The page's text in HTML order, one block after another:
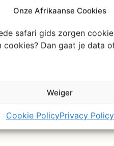
Onze Afrikaanse Cookies
safari gids zorgen
Dan gaat je
Weiger
Cookie PolicyPrivacy Policy
werden met dit
Als je het mij vraagt, is
zo enorm uit te
als schone Europeaan
Blijf op
die Hollandse